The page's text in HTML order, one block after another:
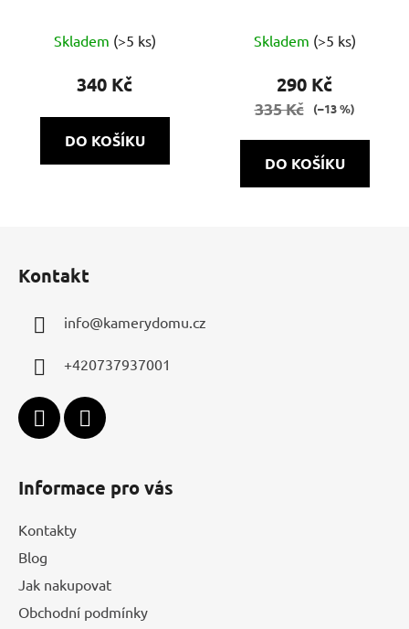
Skladem (>5 ks)
340 Kč
DO KOŠÍKU
Skladem (>5 ks)
290 Kč
335 Kč (–13 %)
DO KOŠÍKU
Kontakt
info@kamerydomu.cz
+420737937001
Informace pro vás
Kontakty
Blog
Jak nakupovat
Obchodní podmínky